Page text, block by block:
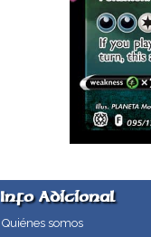
Info Adicional
Quiénes somos